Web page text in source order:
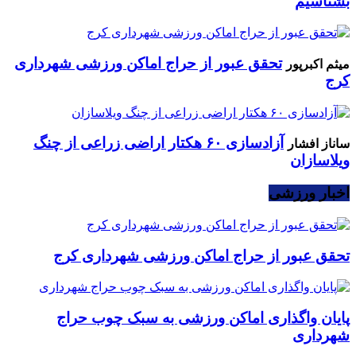
میثم اکبرپور تحقق عبور از حراج اماکن ورزشی شهرداری
کرج
ساناز افشار
آزادسازی ۶۰ هکتار اراضی زراعی از چنگ
ویلاسازان
اخبار ورزشی
تحقق عبور از حراج اماکن ورزشی شهرداری کرج
پایان واگذاری اماکن ورزشی به سبک چوب حراج
شهرداری